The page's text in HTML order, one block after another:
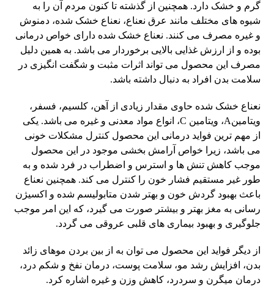
گرم و خشک دارد. همچنین از گذشته تا کنون مردم آن را به
شیوه های مختلف مانند عرق نعناع، نعناع خشک شده، دمنوش
و غیره مصرف می کنند. نعناع خشک شده دارای خواص درمانی
بوده و از ارزش غذایی بالایی برخوردار می باشد. به همین دلیل
مصرف این محصول می تواند اثرات مثبت و شگفت انگیزی در
سلامت بدن افراد به دنبال داشته باشد.
نعناع خشک شده حاوی مقدار زیادی از آهن، کلسیم، فسفر،
ویتامینA، ویتامین C، انواع مواد معدنی و غیره می باشد. یکی
از مهم ترین فواید درمانی این محصول کنترل مشکلات خونی
می باشد، زیرا خواص آرامش بخشی موجود در این محصول
موجب کاهش تنش ها و استرس و اضطراب در فرد شده و به
طور غیر مستقیم فشار خون را کنترل می کند. همچنین نعناع
باعث بهبود گردش خون و بهتر شدن متابولیسم شده و اکسیژن
رسانی به مغز بهتر و بیشتر صورت می گیرد، که این امر موجب
جلوگیری و بهبود بیماری های قلبی عروقی می گردد.
از دیگر فواید این محصول می توان به از بین بردن موهای زائد
بدن، افزایش رشد مو، سلامت پوست، درمان نفخ و شکم درد،
درمان میگرن و سردرد، کاهش وزن و غیره اشاره کرد.